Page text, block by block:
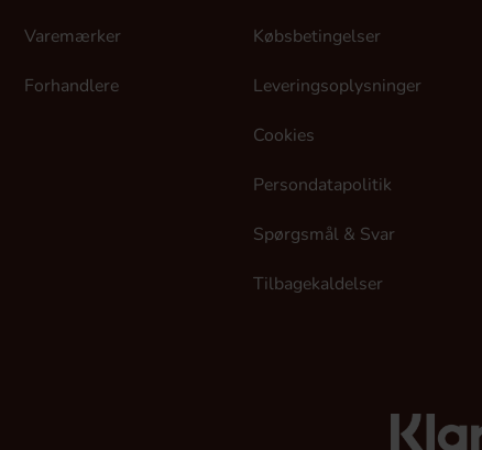
Varemærker
Forhandlere
Købsbetingelser
Leveringsoplysninger
Cookies
Persondatapolitik
Spørgsmål & Svar
Tilbagekaldelser